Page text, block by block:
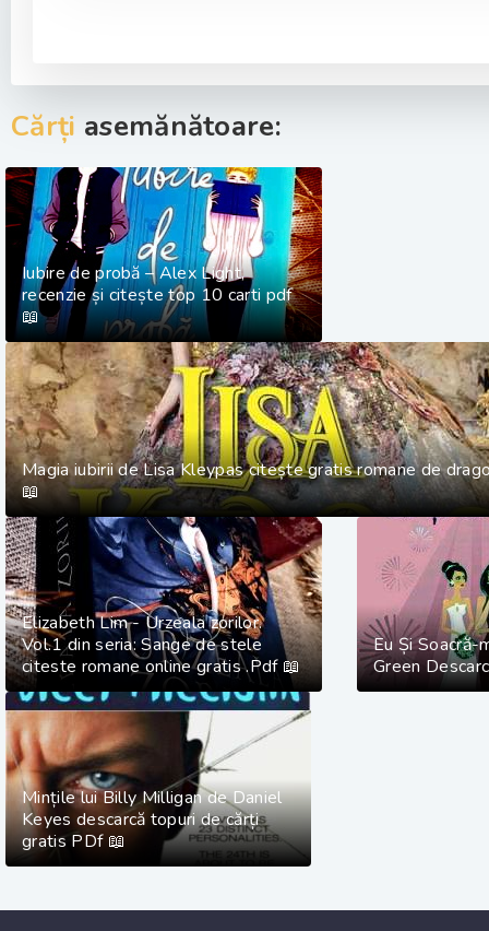
Cărți asemănătoare:
Iubire de probă – Alex Light,
recenzie și citește top 10 carti pdf
📖
Magia iubirii de Lisa Kleypas citește gratis romane de
📖
Elizabeth Lim - Urzeala zorilor.
Vol.1 din seria: Sange de stele
citeste romane online gratis .Pdf 📖
Eu Și Soacră-
Green
Mințile lui Billy Milligan de Daniel
Keyes descarcă topuri de cărți
gratis PDf 📖